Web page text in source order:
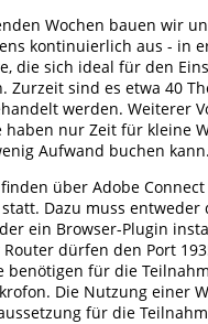
Wochen bauen wir
kontinuierlich aus - in
die sich ideal für den
Zurzeit sind es etwa 40
werden. Weiterer
haben nur Zeit für kleine
Aufwand buchen kann.
über Adobe
Dazu muss entweder
ein Browser-Plugin
dürfen den Port
benötigen für die
Die Nutzung einer
für die